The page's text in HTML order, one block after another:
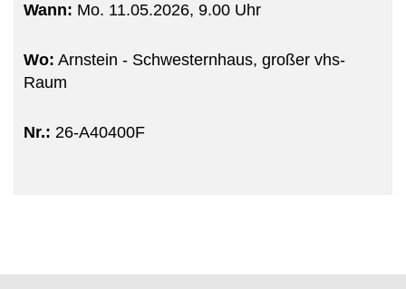
Wann: Mo. 11.05.2026, 9.00 Uhr
Wo: Arnstein - Schwesternhaus, großer vhs-
Raum
Nr.: 26-A40400F